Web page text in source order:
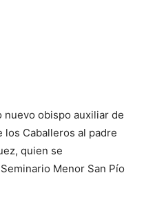
nuevo obispo auxiliar de
los Caballeros al padre
quien se
Menor San Pío